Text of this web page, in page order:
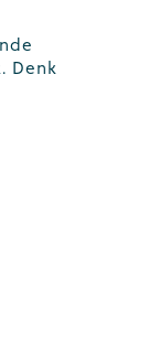
Denk